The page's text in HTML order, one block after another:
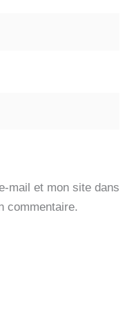
mail et mon site dans
commentaire.